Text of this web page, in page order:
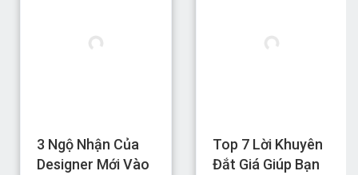
3 Ngộ Nhận Của
Designer Mới Vào
Top 7 Lời Khuyên
Đắt Giá Giúp Bạn